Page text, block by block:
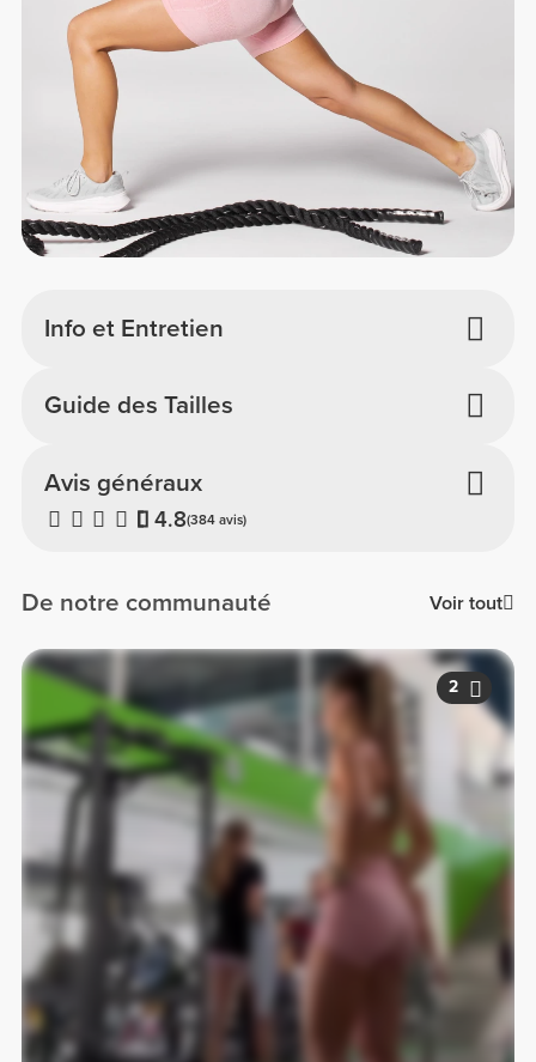
Info et Entretien
Avis généraux
4.8(384 avis)
Guide des Tailles
De notre communauté Voir tout
2